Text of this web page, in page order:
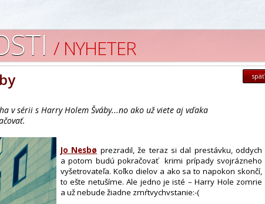
/ NYHETER
späť
v sérii s Harry Holem Šváby...no ako už viete aj vďaka
Jo Nesbø prezradil, že teraz si dal prestávku, oddych
a potom budú pokračovať krimi prípady svojrázneho
vyšetrovateľa. Koľko dielov a ako sa to napokon skončí,
to ešte netušíme. Ale jedno je isté – Harry Hole zomrie
a už nebude žiadne zmŕtvychvstanie:-(